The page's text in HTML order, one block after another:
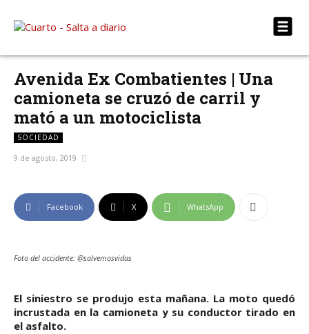
Avenida Ex Combatientes | Una
camioneta se cruzó de carril y
mató a un motociclista
SOCIEDAD
9 de agosto, 2019
Facebook X WhatsApp
Foto del accidente: @salvemosvidas
El siniestro se produjo esta mañana. La moto quedó
incrustada en la camioneta y su conductor tirado en
el asfalto.